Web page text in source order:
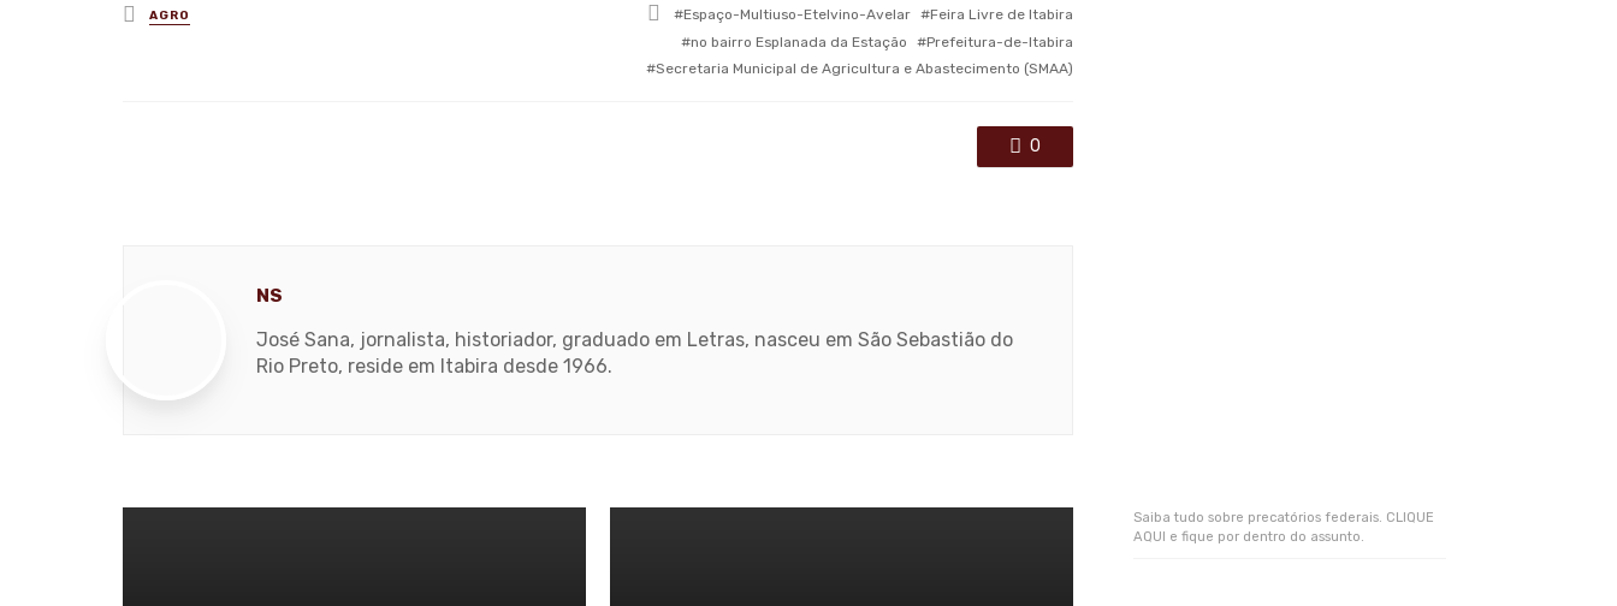
Posted
in
AGRO
Tagged
with
Espaço-Multiuso-Etelvino-Avelar
Feira Livre de Itabira
no bairro Esplanada da Estação
Prefeitura-de-Itabira
Secretaria Municipal de Agricultura e Abastecimento (SMAA)
0
NS
José Sana, jornalista, historiador, graduado em Letras, nasceu em São Sebastião do
Rio Preto, reside em Itabira desde 1966.
Saiba tudo sobre precatórios federais. CLIQUE
AQUI e fique por dentro do assunto.